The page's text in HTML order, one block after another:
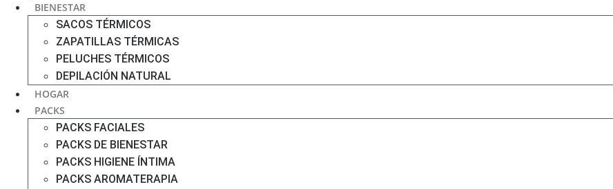
BIENESTAR
SACOS TÉRMICOS
ZAPATILLAS TÉRMICAS
PELUCHES TÉRMICOS
DEPILACIÓN NATURAL
HOGAR
PACKS
PACKS FACIALES
PACKS DE BIENESTAR
PACKS HIGIENE ÍNTIMA
PACKS AROMATERAPIA